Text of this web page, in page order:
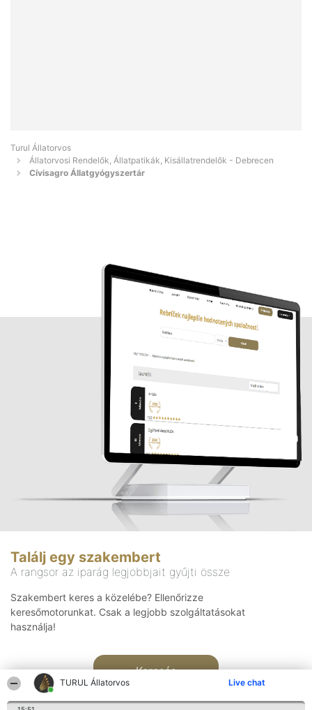
TURUL Állatorvos Live chat
Turul Állatorvos
Állatorvosi Rendelők, Állatpatikák, Kisállatrendelők - Debrecen
Cívisagro Állatgyógyszertár
Találj egy szakembert
A rangsor az iparág legjobbjait gyűjti össze
Szakembert keres a közelébe? Ellenőrizze
keresőmotorunkat. Csak a legjobb szolgáltatásokat
használja!
Keresés